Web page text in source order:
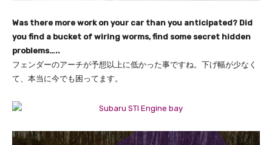
Was there more work on your car than you anticipated? Did
you find a bucket of wiring worms, find some secret hidden
problems…..
フェンダーのアーチが予想以上に低かった事ですね。 下げ幅が少なく
て、本当に今でも困ってます。